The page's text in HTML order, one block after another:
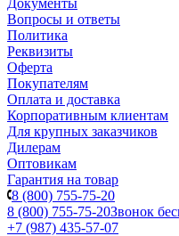
Документы
Вопросы и ответы
Политика
Реквизиты
Оферта
Покупателям
Оплата и доставка
Корпоративным клиентам
Для крупных заказчиков
Дилерам
Оптовикам
Гарантия на товар
8 (800) 755-75-20
8 (800) 755-75-20Звонок
+7 (987) 435-57-07